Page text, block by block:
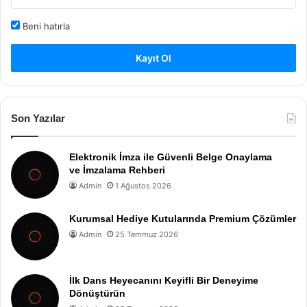
Beni hatırla
Kayıt Ol
Son Yazılar
Elektronik İmza ile Güvenli Belge Onaylama
ve İmzalama Rehberi
Admin 1 Ağustos 2026
Kurumsal Hediye Kutularında Premium Çözümler
Admin 25 Temmuz 2026
İlk Dans Heyecanını Keyifli Bir Deneyime
Dönüştürün